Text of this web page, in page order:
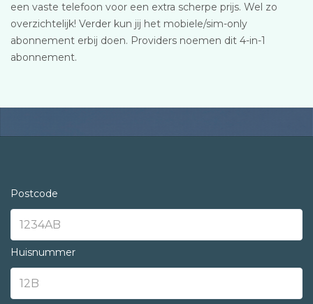
een vaste telefoon voor een extra scherpe prijs. Wel zo
overzichtelijk! Verder kun jij het mobiele/sim-only
abonnement erbij doen. Providers noemen dit 4-in-1
abonnement.
Postcode
Huisnummer